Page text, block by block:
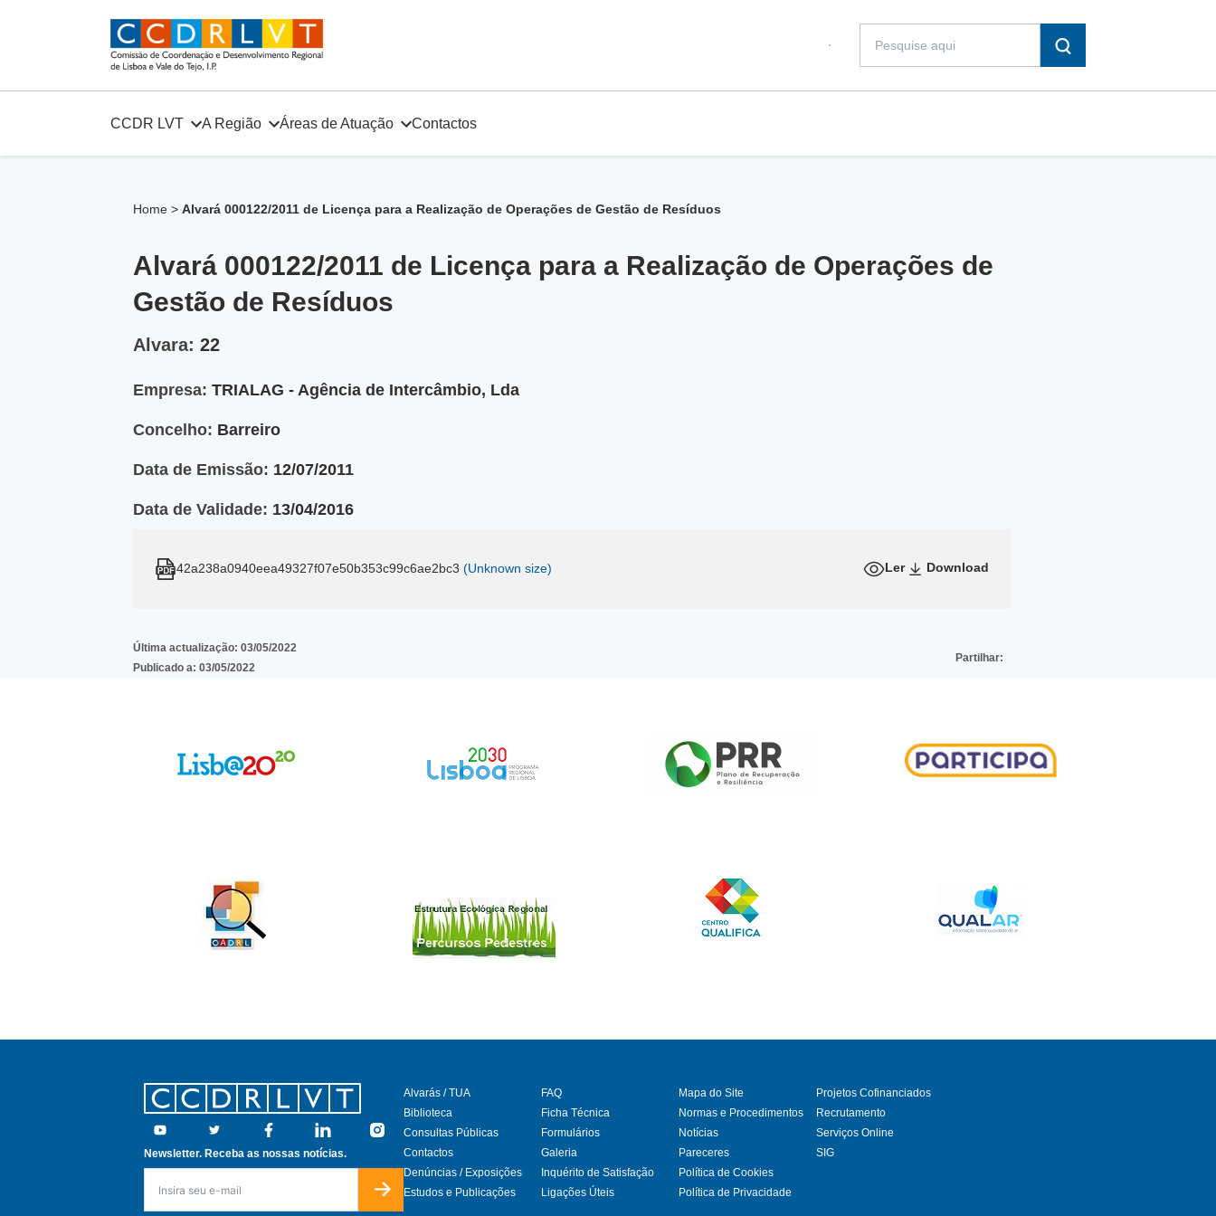
CCDR LVT A Região Áreas de Atuação Contactos
Home > Alvará 000122/2011 de Licença para a Realização de Operações de Gestão de Resíduos
Alvará 000122/2011 de Licença para a Realização de Operações de
Gestão de Resíduos
Alvara: 22
Empresa: TRIALAG - Agência de Intercâmbio, Lda
Concelho: Barreiro
Data de Emissão: 12/07/2011
Data de Validade: 13/04/2016
42a238a0940eea49327f07e50b353c99c6ae2bc3 (Unknown size) Ler Download
Última actualização: 03/05/2022
Publicado a: 03/05/2022
Partilhar:
Footer
Youtube Twitter Facebook Linkedin
Instagram
Newsletter. Receba as nossas notícias.
Alvarás / TUA
Biblioteca
Consultas Públicas
Contactos
Denúncias / Exposições
Estudos e Publicações
FAQ
Ficha Técnica
Formulários
Galeria
Inquérito de Satisfação
Ligações Úteis
Mapa do Site
Normas e Procedimentos
Notícias
Pareceres
Política de Cookies
Política de Privacidade
Projetos Cofinanciados
Recrutamento
Serviços Online
SIG